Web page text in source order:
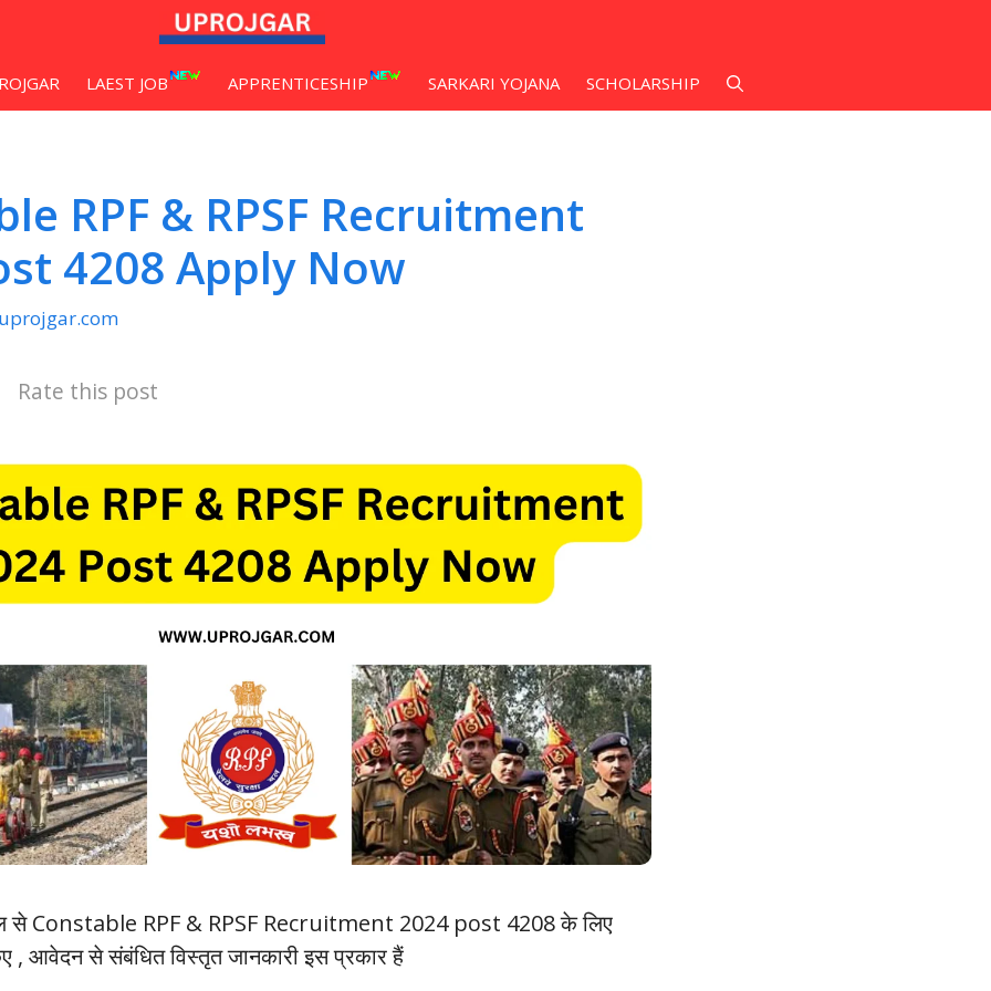
LAEST JOB APPRENTICESHIP SARKARI YOJANA SCHOLARSHIP
RPF & RPSF Recruitment
4208 Apply Now
uprojgar.com
Rate this post
से Constable RPF & RPSF Recruitment 2024 post 4208 के लिए
, आवेदन से संबंधित विस्तृत जानकारी इस प्रकार हैं